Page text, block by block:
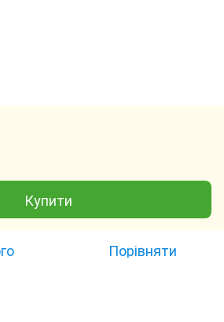
Купити
Порівняти